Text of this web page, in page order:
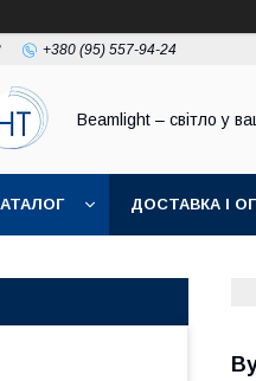
+380 (95) 557-94-24
Beamlight – світло у
ДОСТАВКА І